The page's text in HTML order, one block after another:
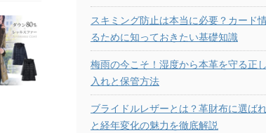
スキミング防止は本当に必要？カード
るために知っておきたい基礎知識
梅雨の今こそ！湿度から本革を守る正
入れと保管方法
ブライドルレザーとは？革財布に選ば
と経年変化の魅力を徹底解説